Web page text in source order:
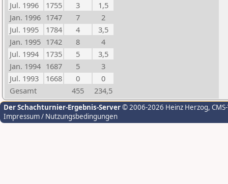
Jul. 1996
1755 3
1,5
Jan. 1996 1747 7
2
Jul. 1995
1784 4
3,5
Jan. 1995 1742 8
4
Jul. 1994
1735 5
3,5
Jan. 1994 1687 5
3
Jul. 1993
1668 0
0
Gesamt
455 234,5
Der Schachturnier-Ergebnis-Server© 2006-2026 Heinz Herzog,
Impressum / Nutzungsbedingungen